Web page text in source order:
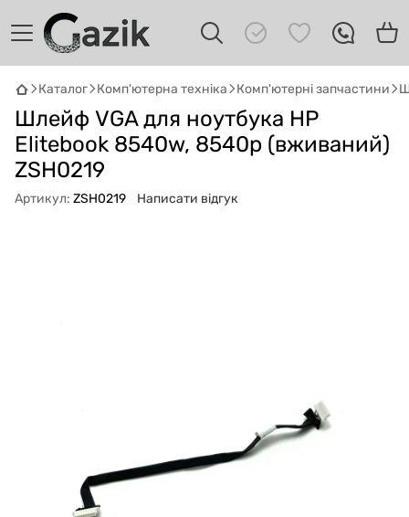
Каталог Комп'ютерна техніка Комп'ютерні запчастини
Шлейф VGA для ноутбука HP
Elitebook 8540w, 8540p (вживаний)
ZSH0219
Артикул: ZSH0219 Написати відгук
GAZIKAI
Онлайн · пошук техніки
Привіт! 👋 Я Gazik AI — допоможу
підібрати вживану комп'ютерну техніку.
Що шукаєш?